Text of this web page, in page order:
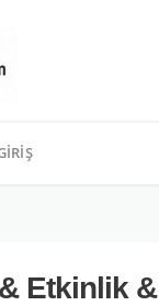
Etkinlik